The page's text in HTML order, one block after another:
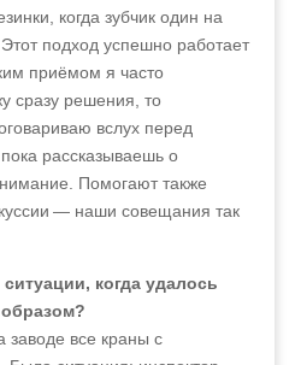
когда зубчик один на
подход успешно работает
приёмом я часто
сразу решения, то
вслух перед
рассказываешь о
Помогают также
— наши совещания так
когда удалось
заводе все краны с